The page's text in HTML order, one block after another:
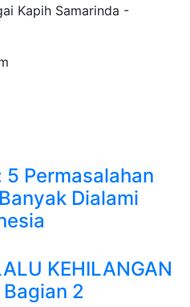
Kapih Samarinda -
Permasalahan
Dialami
KEHILANGAN
Bagian 2